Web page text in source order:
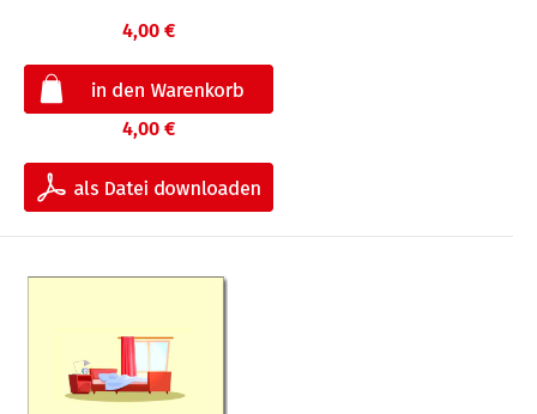
4,00 €
4,00 €